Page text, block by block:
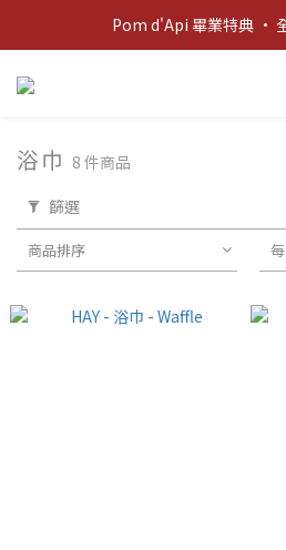
新客歡迎禮：輸入
Pom d'Api 畢業特典 ·
新客歡迎禮：輸入
浴巾 8 件商品
篩選
商品排序